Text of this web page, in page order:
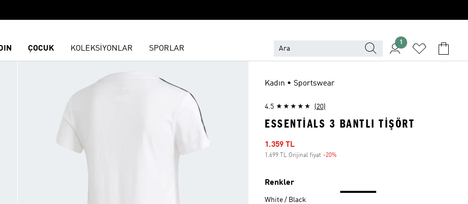
ÇOCUK KOLEKSİYONLAR SPORLAR
1
Kadın • Sportswear
4.5 (20)
ESSENTIALS 3 BANTLI TIŞÖRT
İndirimli fiyat
1.359 TL
1.699 TL Orijinal fiyat -20%
Renkler
White / Black